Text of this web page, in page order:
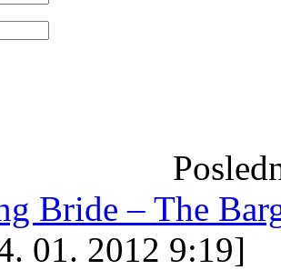
Bride – The
01. 2012 9:19]